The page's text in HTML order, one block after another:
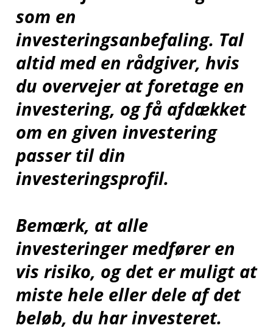
som en
investeringsanbefaling. Tal
altid med en rådgiver, hvis
du overvejer at foretage en
investering, og få afdækket
om en given investering
passer til din
investeringsprofil.
Bemærk, at alle
investeringer medfører en
vis risiko, og det er muligt at
miste hele eller dele af det
beløb, du har investeret.